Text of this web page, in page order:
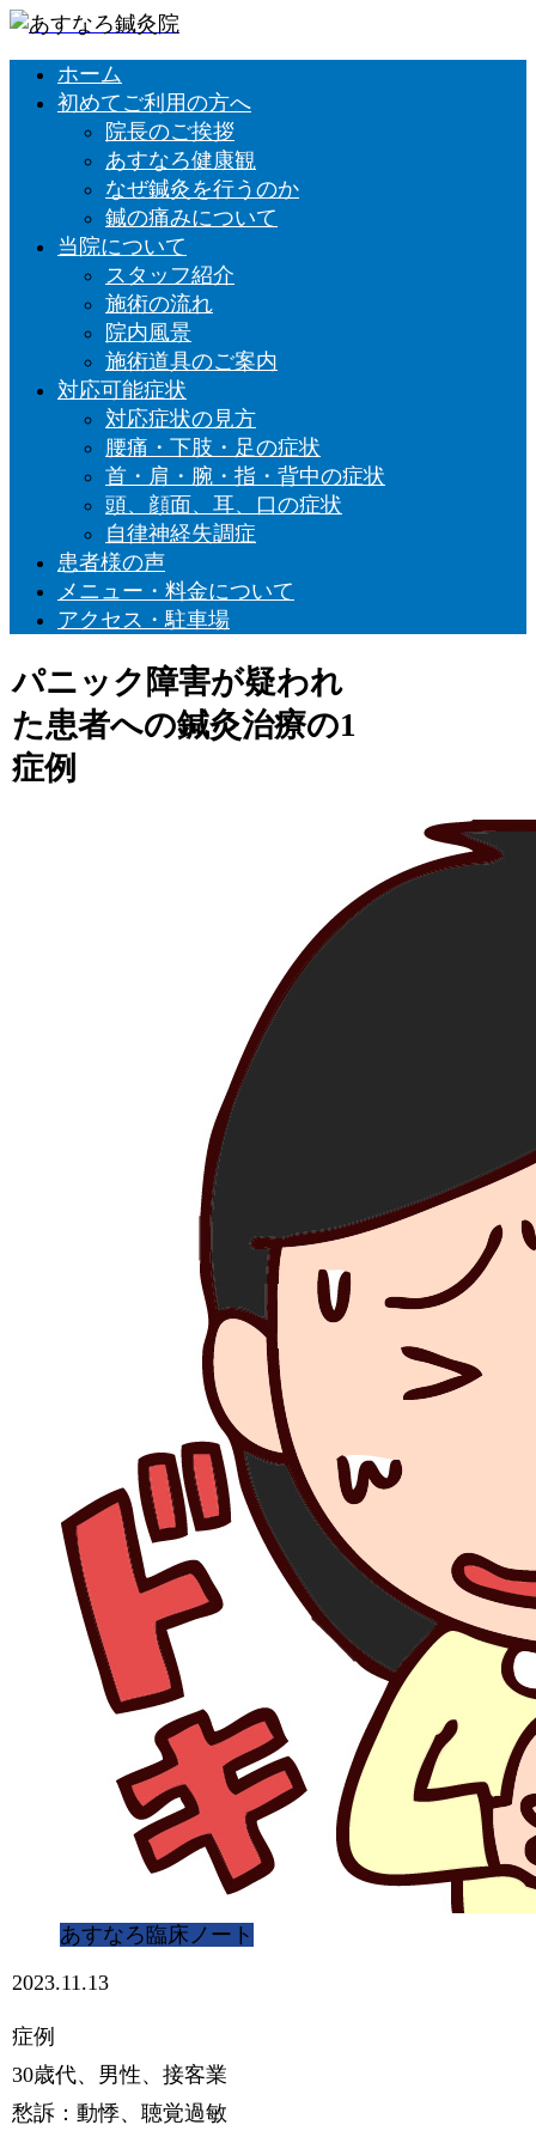
ホーム
初めてご利用の方へ
院長のご挨拶
あすなろ健康観
なぜ鍼灸を行うのか
鍼の痛みについて
当院について
スタッフ紹介
施術の流れ
院内風景
施術道具のご案内
対応可能症状
対応症状の見方
腰痛・下肢・足の症状
首・肩・腕・指・背中の症状
頭、顔面、耳、口の症状
自律神経失調症
患者様の声
メニュー・料金について
アクセス・駐車場
パニック障害が疑われ
た患者への鍼灸治療の1
症例
あすなろ臨床ノート
2023.11.13
症例
30歳代、男性、接客業
愁訴：動悸、聴覚過敏